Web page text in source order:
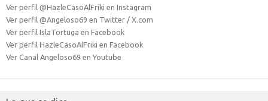
Ver perfil @HazleCasoAlFriki en Instagram
Ver perfil @Angeloso69 en Twitter / X.com
Ver perfil IslaTortuga en Facebook
Ver perfil HazleCasoAlFriki en Facebook
Ver Canal Angeloso69 en Youtube